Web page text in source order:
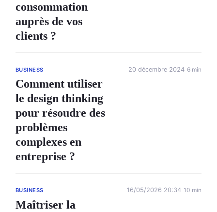
consommation
auprès de vos
clients ?
BUSINESS
Comment utiliser
le design thinking
pour résoudre des
problèmes
complexes en
entreprise ?
20 décembre 2024 6 min
BUSINESS
Maîtriser la
16/05/2026 20:34 10 min